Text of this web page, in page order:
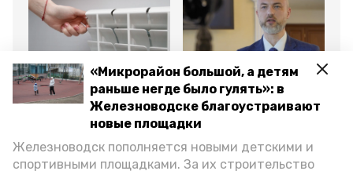
«Микрорайон большой, а детям
раньше негде было гулять»: в
Железноводске благоустраивают
новые площадки
Железноводск пополняется новыми детскими и
спортивными площадками. За их строительство
ЖКХ
25 апреля 2025, 11:27
Губернатор
Владимиров: «Мы
предотвратили рост
трат ставропольцев на
Общество
2 декабря 2024, 12:07
Министр ЖКХ
Ставрополья поделился
планами по
модернизации